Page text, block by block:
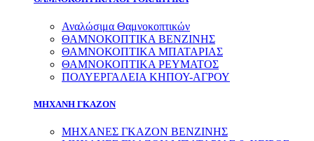
Αναλώσιμα Θαμνοκοπτικών
ΘΑΜΝΟΚΟΠΤΙΚΑ ΒΕΝΖΙΝΗΣ
ΘΑΜΝΟΚΟΠΤΙΚΑ ΜΠΑΤΑΡΙΑΣ
ΘΑΜΝΟΚΟΠΤΙΚΑ ΡΕΥΜΑΤΟΣ
ΠΟΛΥΕΡΓΑΛΕΙΑ ΚΗΠΟΥ-ΑΓΡΟΥ
ΜΗΧΑΝΗ ΓΚΑΖΟΝ
ΜΗΧΑΝΕΣ ΓΚΑΖΟΝ ΒΕΝΖΙΝΗΣ